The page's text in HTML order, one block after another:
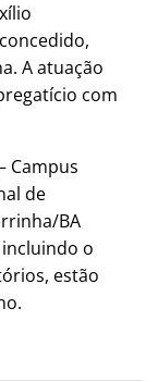
A atuação
com
Campus
de
BA
incluindo o
estão